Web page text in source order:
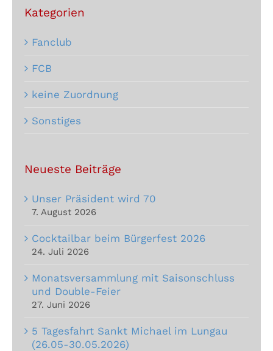
Kategorien
Fanclub
FCB
keine Zuordnung
Sonstiges
Neueste Beiträge
Unser Präsident wird 70
7. August 2026
Cocktailbar beim Bürgerfest 2026
24. Juli 2026
Monatsversammlung mit Saisonschluss
und Double-Feier
27. Juni 2026
5 Tagesfahrt Sankt Michael im Lungau
(26.05-30.05.2026)